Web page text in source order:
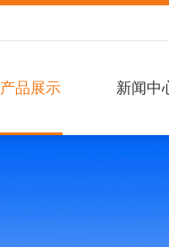
产品展示 新闻中